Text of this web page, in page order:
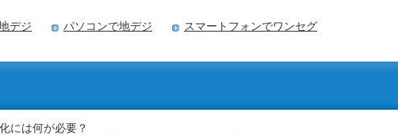
デジ パソコンで地デジ スマートフォンでワンセグ
には何が必要？